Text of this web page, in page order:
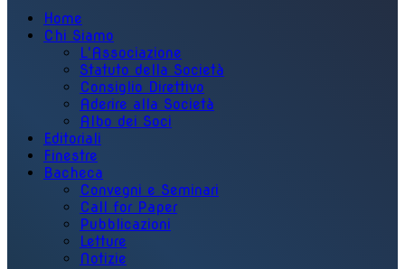
Home
Chi Siamo
L'Associazione
Statuto della Società
Consiglio Direttivo
Aderire alla Società
Albo dei Soci
Editoriali
Finestre
Bacheca
Convegni e Seminari
Call for Paper
Pubblicazioni
Letture
Notizie